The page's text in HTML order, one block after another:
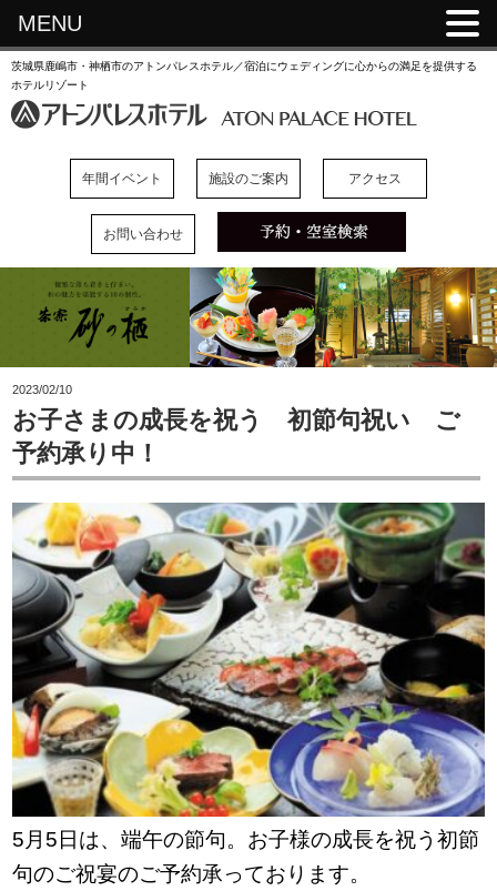
茨城県鹿嶋市・神栖市のアトンパレスホテル／宿泊にウェディングに心からの満足を提供する
ホテルリゾート
年間イベント 施設のご案内 アクセス
お問い合わせ
2023/02/10
お子さまの成長を祝う 初節句祝い ご
予約承り中！
5月5日は、端午の節句。お子様の成長を祝う初節
句のご祝宴のご予約承っております。
MENU